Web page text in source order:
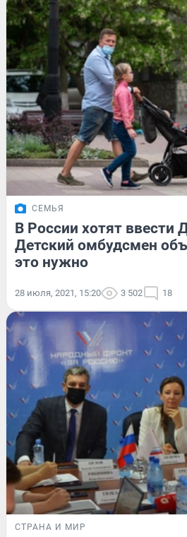
СЕМЬЯ
В России хотят ввести
Детский омбудсмен
это нужно
28 июля, 2021, 15:20 3 502 18
СТРАНА И МИР